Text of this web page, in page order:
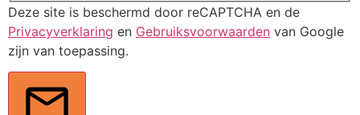
Deze site is beschermd door reCAPTCHA en de
Privacyverklaring en Gebruiksvoorwaarden van Google
zijn van toepassing.